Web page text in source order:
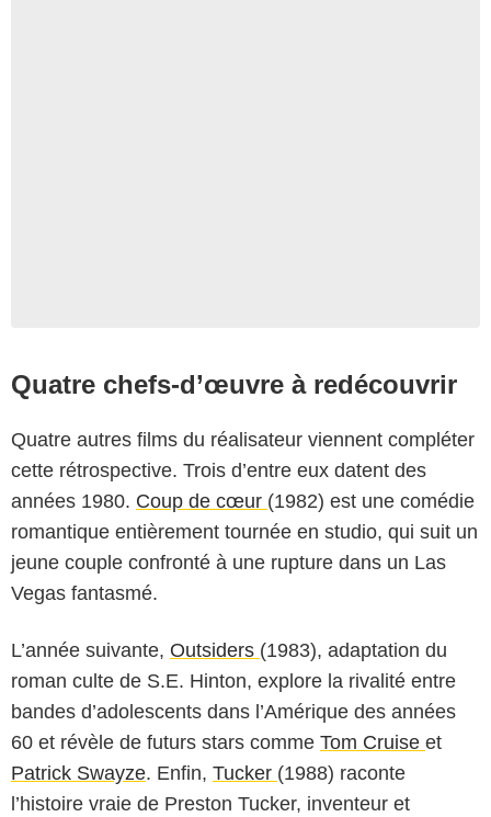
Quatre chefs-d’œuvre à redécouvrir
Quatre autres films du réalisateur viennent compléter
cette rétrospective. Trois d’entre eux datent des
années 1980. Coup de cœur (1982) est une comédie
romantique entièrement tournée en studio, qui suit un
jeune couple confronté à une rupture dans un Las
Vegas fantasmé.
L’année suivante, Outsiders (1983), adaptation du
roman culte de S.E. Hinton, explore la rivalité entre
bandes d’adolescents dans l’Amérique des années
60 et révèle de futurs stars comme Tom Cruise et
Patrick Swayze. Enfin, Tucker (1988) raconte
l’histoire vraie de Preston Tucker, inventeur et